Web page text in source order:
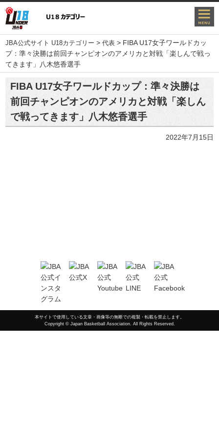
JBA公式サイト U18カテゴリー >代表 > FIBA U17女子ワールドカッ
プ：準々決勝は前回チャンピオンのアメリカと対戦「楽しんで戦っ
てきます」八木悠香選手
FIBA U17女子ワールドカップ：準々決勝は
前回チャンピオンのアメリカと対戦「楽しん
で戦ってきます」八木悠香選手
2022年7月15日
本サイトで使用している文章・画像等の無断での複製・転載を禁止します。
Copyright © Japan Basketball Association. All Rights Reserved.